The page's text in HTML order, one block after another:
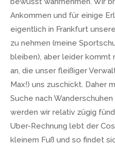
Ankommen und für einige
eigentlich in Frankfurt
zu nehmen (meine
bleiben), aber leider kommt
an, die unser fleißiger
Max!) uns zuschickt. Daher
Suche nach
werden wir relativ zügig
Uber-Rechnung lebt der
kleinem Fuß und so findet